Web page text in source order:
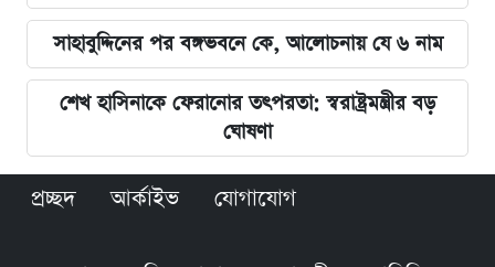
সাহাবুদ্দিনের পর বঙ্গভবনে কে, আলোচনায় যে ৬ নাম
শেখ হাসিনাকে ফেরানোর তৎপরতা: স্বরাষ্ট্রমন্ত্রীর বড়
ঘোষণা
প্রচ্ছদ আর্কাইভ যোগাযোগ